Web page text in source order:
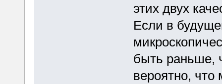
этих двух
Если в
быть раньше,
вероятно,